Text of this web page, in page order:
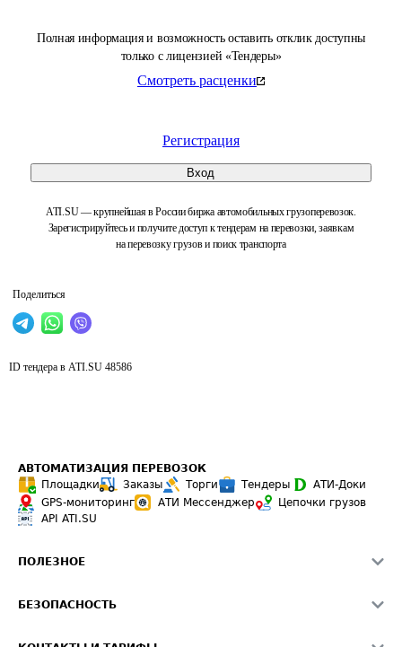
Полная информация и возможность оставить отклик доступны
только с лицензией «Тендеры»
Смотреть расценки
Регистрация
Вход
ATI.SU — крупнейшая в России биржа автомобильных грузоперевозок.
Зарегистрируйтесь и получите доступ к тендерам на перевозки, заявкам
на перевозку грузов и поиск транспорта
Поделиться
ID тендера в ATI.SU 48586
АВТОМАТИЗАЦИЯ ПЕРЕВОЗОК
Площадки
Заказы Торги Тендеры
АТИ-Доки
GPS-мониторинг
АТИ Мессенджер
Цепочки грузов
API ATI.SU
ПОЛЕЗНОЕ
Звезды ATI.SU на вашем сайте
БЕЗОПАСНОСТЬ